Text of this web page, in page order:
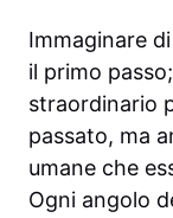
Immaginare
il primo
straordinario
passato, ma
umane che
Ogni angolo